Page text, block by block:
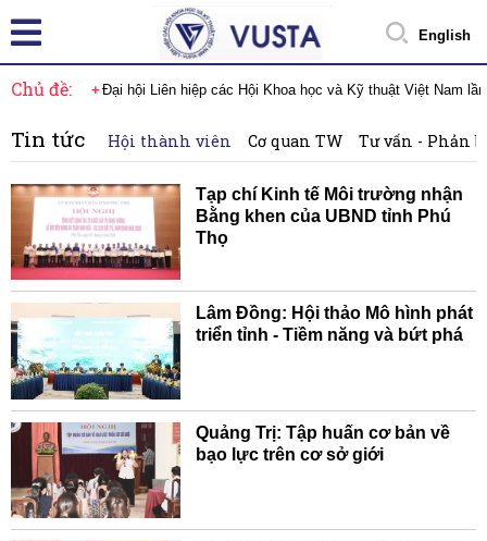
English
Chủ đề: Đại hội Liên hiệp các Hội Khoa học và Kỹ thuật Việt Nam
Tin tức Hội thành viên Cơ quan TW Tư vấn - Phản
Tạp chí Kinh tế Môi trường nhận
Bằng khen của UBND tỉnh Phú
Thọ
Lâm Đồng: Hội thảo Mô hình phát
triển tỉnh - Tiềm năng và bứt phá
Quảng Trị: Tập huấn cơ bản về
bạo lực trên cơ sở giới